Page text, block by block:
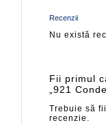
Recenzii
Nu există
Fii primul
„921
Trebuie să fii
recenzie.